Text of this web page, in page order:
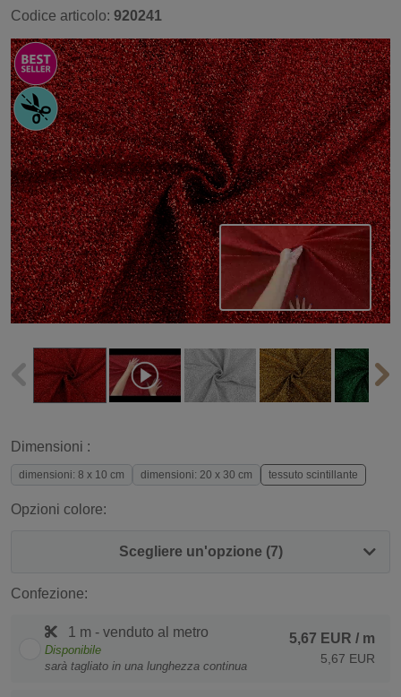
Codice articolo: 920241
Dimensioni :
dimensioni: 8 x 10 cm dimensioni: 20 x 30 cm tessuto scintillante
Opzioni colore:
Scegliere un'opzione (7)
Confezione:
1 m - venduto al metro
Disponibile
sarà tagliato in una lunghezza continua
5,67 EUR / m
5,67 EUR